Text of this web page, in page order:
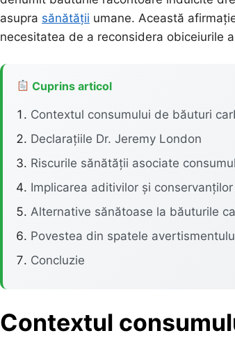
asupra sănătății umane. Această
necesitatea de a reconsidera obiceiurile
Cuprins articol
Contextul consumului de băuturi
Declarațiile Dr. Jeremy London
Riscurile sănătății asociate
Implicarea aditivilor și conservanților
Alternative sănătoase la băuturile
Povestea din spatele
Concluzie
Contextul